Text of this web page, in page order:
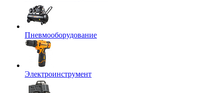
Пневмооборудование
Электроинструмент